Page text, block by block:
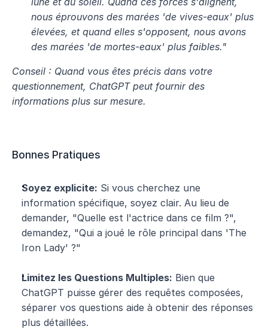
nous éprouvons des marées 'de vives-eaux' plus
élevées, et quand elles s'opposent, nous avons
des marées 'de mortes-eaux' plus faibles."
Conseil : Quand vous êtes précis dans votre
questionnement, ChatGPT peut fournir des
informations plus sur mesure.
Bonnes Pratiques
Soyez explicite: Si vous cherchez une
information spécifique, soyez clair. Au lieu de
demander, "Quelle est l'actrice dans ce film ?",
demandez, "Qui a joué le rôle principal dans 'The
Iron Lady' ?"
Limitez les Questions Multiples: Bien que
ChatGPT puisse gérer des requêtes composées,
séparer vos questions aide à obtenir des réponses
plus détaillées.